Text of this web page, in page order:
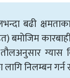
बढी
बमोजिम
तौलअनुसार
लागि निलम्बन